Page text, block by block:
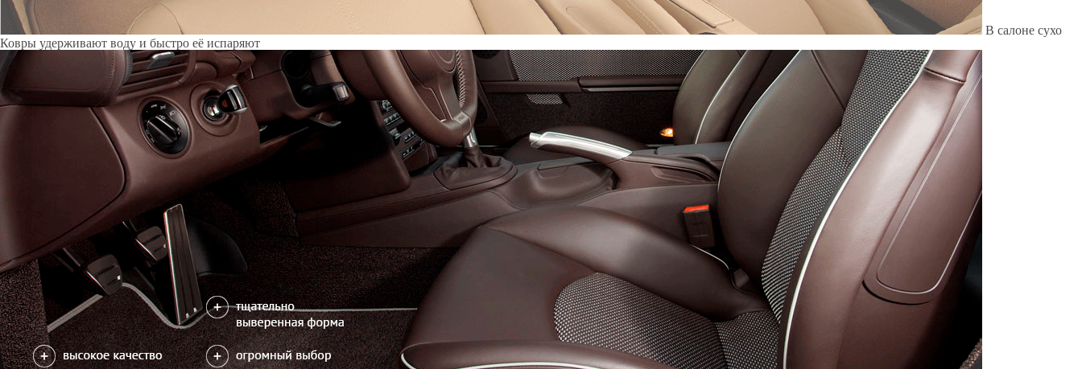
Служат до 10 лет
Только качественные российские материалы
Каталог ковриков для автомобилей
» Mercedes
CLK (C208)
Автоковрики для Mercedes CLK (C208) 1996-2003
Поколение:
1 поколение и рестайлинг
Водительский коврик на CLK (C208) доступен в 2х вариантах:
1) с лепестком, закрывающим место для отдыха левой ноги
2) цельный коврик, закрывающий место для отдыха левой ноги
EVA
Стандарт Премиум
4 коврика 2600 4300
можете уточнить
С лепестком
Цельный коврик
В корзину
Коврик на центральный тоннель
отдельно или слитно с задним ковриком350 600 800
900